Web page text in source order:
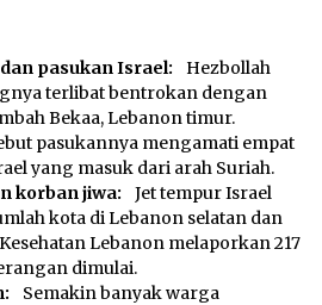
pasukan Israel: Hezbollah
terlibat bentrokan dengan
Bekaa, Lebanon timur.
pasukannya mengamati empat
yang masuk dari arah Suriah.
korban jiwa: Jet tempur Israel
kota di Lebanon selatan dan
Lebanon melaporkan 217
dimulai.
Semakin banyak warga